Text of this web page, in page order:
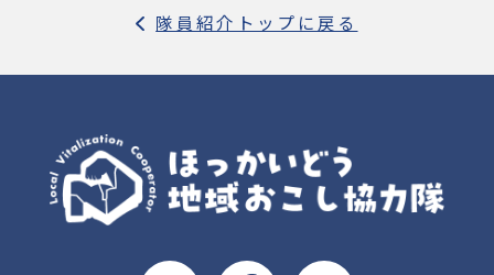
隊員紹介トップに戻る